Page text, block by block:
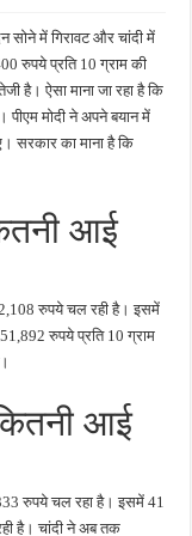
में मिला शव
नकदी और सोने की चेन गायब
परेशान
गई होम्योपैथिक दवा
सोने में गिरावट और चांदी में
रुपये प्रति 10 ग्राम की
है। ऐसा माना जा रहा है कि
पीएम मोदी ने अपने बयान में
सरकार का माना है कि
आई
रुपये चल रही है। इसमें
रुपये प्रति 10 ग्राम
आई
रुपये चल रहा है। इसमें 41
है। चांदी ने अब तक